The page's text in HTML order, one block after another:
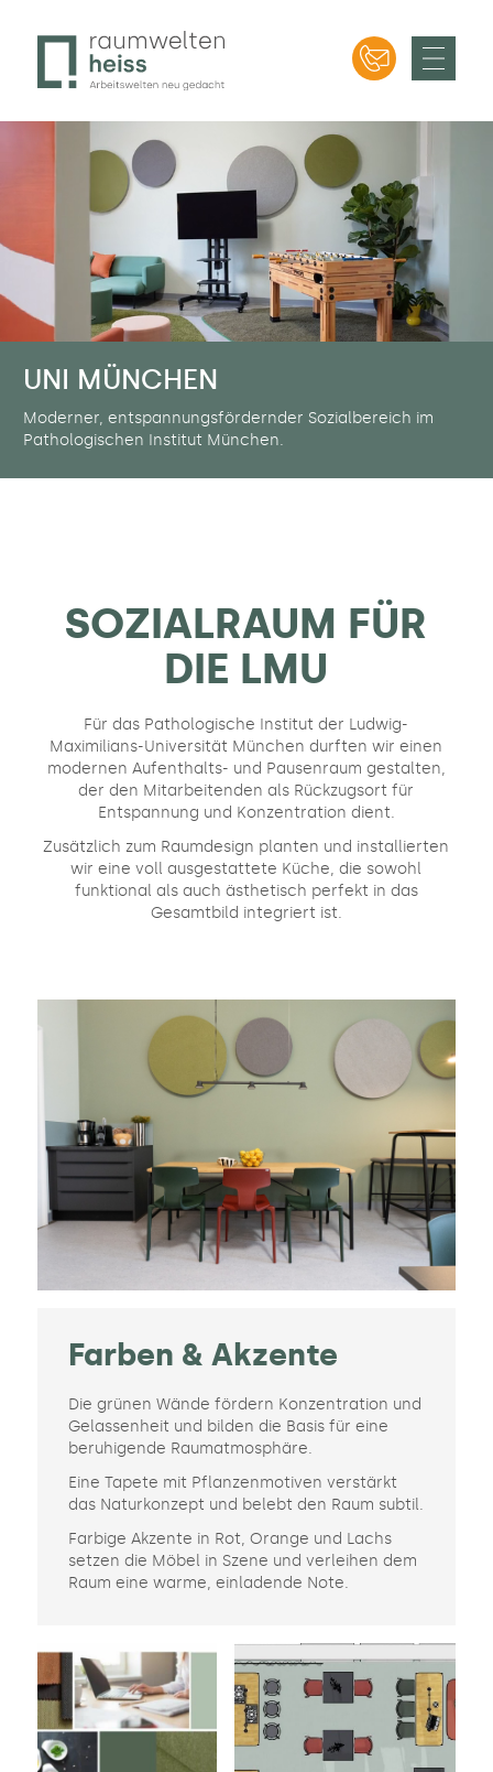
Raumweltenheiss – Bürodesign in München
Bürodesign in München – Professionelle
Raumgliederungen | Beratung, Planung und Verkauf
|Bürodesign ✔ Büroeinrichtung ✔ Ergonomie ✔ etc.
UNI MÜNCHEN
Moderner, entspannungsfördernder Sozialbereich im
Pathologischen Institut München.
SOZIALRAUM FÜR
DIE LMU
Für das Pathologische Institut der Ludwig-
Maximilians-Universität München durften wir einen
modernen Aufenthalts- und Pausenraum gestalten,
der den Mitarbeitenden als Rückzugsort für
Entspannung und Konzentration dient.
Zusätzlich zum Raumdesign planten und installierten
wir eine voll ausgestattete Küche, die sowohl
funktional als auch ästhetisch perfekt in das
Gesamtbild integriert ist.
Farben & Akzente
Die grünen Wände fördern Konzentration und
Gelassenheit und bilden die Basis für eine
beruhigende Raumatmosphäre.
Eine Tapete mit Pflanzenmotiven verstärkt
das Naturkonzept und belebt den Raum subtil.
Farbige Akzente in Rot, Orange und Lachs
setzen die Möbel in Szene und verleihen dem
Raum eine warme, einladende Note.